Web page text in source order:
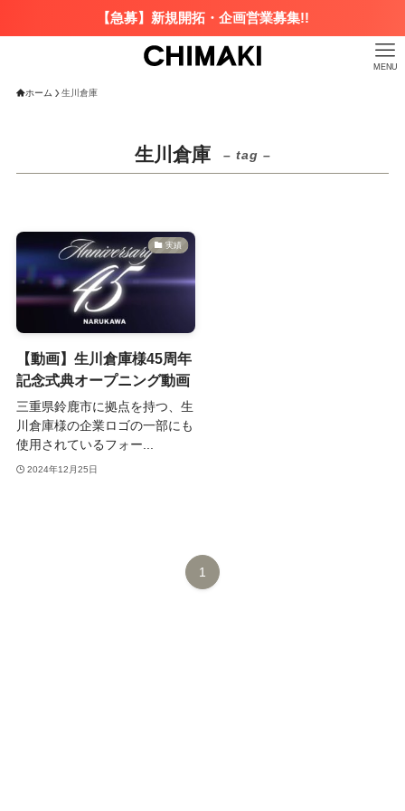
【急募】新規開拓・企画営業募集!!
MENU
ホーム 生川倉庫
生川倉庫 – tag –
実績
【動画】生川倉庫様45周年
記念式典オープニング動画
三重県鈴鹿市に拠点を持つ、生
川倉庫様の企業ロゴの一部にも
使用されているフォー...
2024年12月25日
1